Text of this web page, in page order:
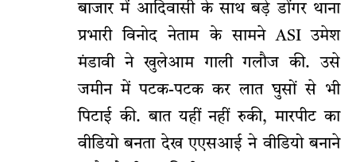
बाजार में आदिवासी के साथ बड़े डोंगर थाना
प्रभारी विनोद नेताम के सामने ASI उमेश
मंडावी ने खुलेआम गाली गलौज की. उसे
जमीन में पटक-पटक कर लात घुसों से भी
पिटाई की. बात यहीं नहीं रुकी, मारपीट का
वीडियो बनता देख एएसआई ने वीडियो बनाने